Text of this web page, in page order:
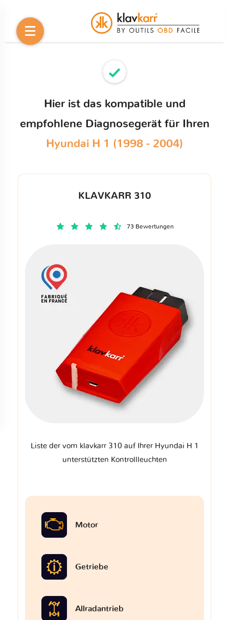
Hier ist das kompatible und
empfohlene Diagnosegerät für Ihren
Hyundai H 1 (1998 - 2004)
KLAVKARR 310
73 Bewertungen
Liste der vom klavkarr 310 auf Ihrer Hyundai H 1
unterstützten Kontrollleuchten
Motor
Getriebe
Allradantrieb